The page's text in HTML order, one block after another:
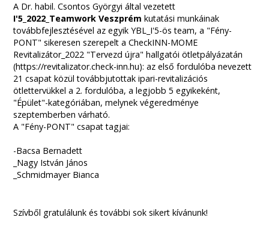
A Dr. habil. Csontos Györgyi által vezetett
I'5_2022_Teamwork Veszprém kutatási munkáinak
továbbfejlesztésével az egyik YBL_I'5-ös team, a "Fény-
PONT" sikeresen szerepelt a CheckINN-MOME
Revitalizátor_2022 "Tervezd újra" hallgatói ötletpályázatán
(https://revitalizator.check-inn.hu): az első fordulóba nevezett
21 csapat közül továbbjutottak ipari-revitalizációs
ötlettervükkel a 2. fordulóba, a legjobb 5 egyikeként,
"Épület"-kategóriában, melynek végeredménye
szeptemberben várható.
A "Fény-PONT" csapat tagjai:
-Bacsa Bernadett
_Nagy István János
_Schmidmayer Bianca
Szívből gratulálunk és további sok sikert kívánunk!